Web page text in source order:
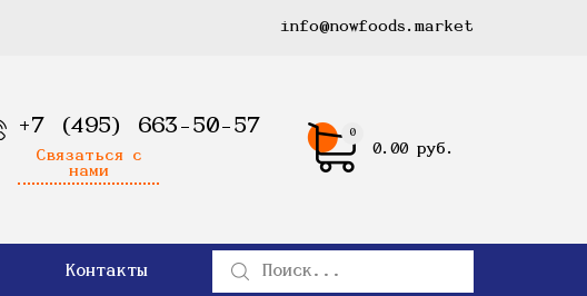
info@nowfoods.market
+7 (495) 663-50-57
Связаться с
нами
0
0.00 руб.
Контакты